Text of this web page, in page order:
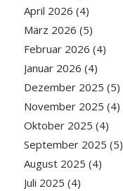
April 2026 (4)
März 2026 (5)
Februar 2026 (4)
Januar 2026 (4)
Dezember 2025 (5)
November 2025 (4)
Oktober 2025 (4)
September 2025 (5)
August 2025 (4)
Juli 2025 (4)